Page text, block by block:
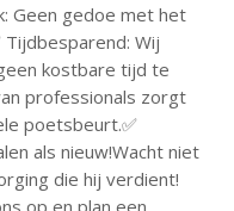
Geen gedoe met het
Tijdbesparend: Wij
kostbare tijd te
professionals zorgt
poetsbeurt.✅
als nieuw!Wacht niet
die hij verdient!
op en plan een